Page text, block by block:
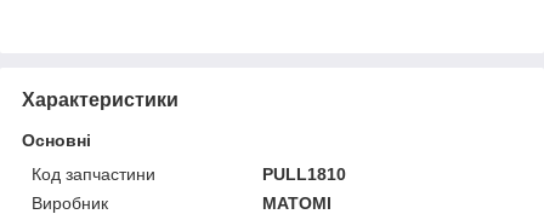
Характеристики
Основні
Код запчастини
PULL1810
Виробник
MATOMI